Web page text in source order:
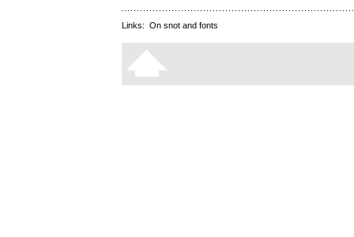
Links: On snot and fonts